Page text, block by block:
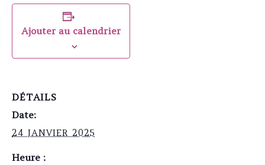
Ajouter au calendrier
DÉTAILS
Date:
24 JANVIER 2025
Heure :